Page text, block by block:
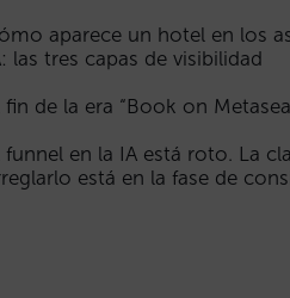
aparece un hotel en los
las tres capas de visibilidad
fin de la era “Book on
funnel en la IA está roto. La
está en la fase de